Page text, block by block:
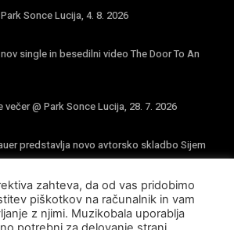
Sonce Lucija, 4. 8. 2026
single in besedilni video The Door To An
večer @ Park Sonce Lucija, 28. 7. 2026
predstavlja novo avtorsko skladbo Sijem
zahteva, da od vas pridobimo
piškotkov na računalnik in vam
z njimi. Muzikobala uporablja